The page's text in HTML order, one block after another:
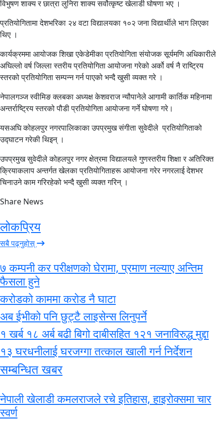
विभुषण शाक्य र छात्रा लुनिरा शाक्य सर्वोत्कृष्ट खेलाडी घोषणा भए ।
प्रतियोगितामा देशभरिका २४ वटा विद्यालयका १०२ जना विद्यार्थीले भाग लिएका
थिए ।
कार्यक्रममा आयोजक शिखा एकेडेमीका प्रतियोगिता संयोजक सूर्यमणि अधिकारीले
अघिल्लो वर्ष जिल्ला स्तरीय प्रतियोगिता आयोजना गरेको अर्को वर्ष नै राष्ट्रिय
स्तरको प्रतियोगिता सम्पन्न गर्न पाएको भन्दै खुसी व्यक्त गरे ।
नेपालगञ्ज स्वीमिङ क्लबका अध्यक्ष केशवराज न्यौपानेले आगामी कार्तिक महिनामा
अन्तर्राष्ट्रिय स्तरको पौडी प्रतियोगिता आयोजना गर्ने घोषणा गरे।
यसअघि कोहलपुर नगरपालिकाका उपप्रमुख संगीता सुवेदीले प्रतियोगिताको
उद्घाटन गरेकी थिइन् ।
उपप्रमुख सुवेदीले कोहलपुर नगर क्षेत्रमा विद्यालयले गुणस्तरीय शिक्षा र अतिरिक्त
क्रियाकलाप अन्तर्गत खेलका प्रतियोगिताहरू आयोजना गरेर नगरलाई देशभर
चिनाउने काम गरिरहेको भन्दै खुसी व्यक्त गरिन् ।
Share News
लोकप्रिय
सबै पढ्नुहोस्
७ कम्पनी कर परीक्षणको घेरामा, प्रमाण नल्याए अन्तिम
फैसला हुने
करोडको काममा करोड नै घाटा
अब ईभीको पनि छुट्टै लाइसेन्स लिनुपर्ने
१ खर्ब १८ अर्ब बढी बिगो दाबीसहित १२१ जनाविरुद्ध मुद्दा
१३ घरधनीलाई घरजग्गा तत्काल खाली गर्न निर्देशन
सम्बन्धित खबर
नेपाली खेलाडी कमलराजले रचे इतिहास, हाइरोक्समा चार
स्वर्ण